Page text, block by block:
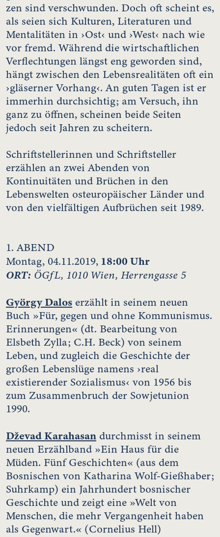
zen sind verschwunden. Doch oft scheint es,
als seien sich Kulturen, Literaturen und
Mentalitäten in ›Ost‹ und ›West‹ nach wie
vor fremd. Während die wirtschaftlichen
Verflechtungen längst eng geworden sind,
hängt zwischen den Lebensrealitäten oft ein
›gläserner Vorhang‹. An guten Tagen ist er
immerhin durchsichtig; am Versuch, ihn
ganz zu öffnen, scheinen beide Seiten
jedoch seit Jahren zu scheitern.
Schriftstellerinnen und Schriftsteller
erzählen an zwei Abenden von
Kontinuitäten und Brüchen in den
Lebenswelten osteuropäischer Länder und
von den vielfältigen Aufbrüchen seit 1989.
1. ABEND
Montag, 04.11.2019, 18:00 Uhr
ORT: ÖGfL, 1010 Wien, Herrengasse 5
György Dalos erzählt in seinem neuen
Buch »Für, gegen und ohne Kommunismus.
Erinnerungen« (dt. Bearbeitung von
Elsbeth Zylla; C.H. Beck) von seinem
Leben, und zugleich die Geschichte der
großen Lebenslüge namens ›real
existierender Sozialismus‹ von 1956 bis
zum Zusammenbruch der Sowjetunion
1990.
Dževad Karahasan durchmisst in seinem
neuen Erzählband »Ein Haus für die
Müden. Fünf Geschichten« (aus dem
Bosnischen von Katharina Wolf-Gießhaber;
Suhrkamp) ein Jahrhundert bosnischer
Geschichte und zeigt eine »Welt von
Menschen, die mehr Vergangenheit haben
als Gegenwart.« (Cornelius Hell)